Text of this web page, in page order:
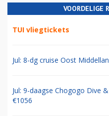
VOORDELIGE
TUI vliegtickets
Jul: 8-dg cruise Oost
Jul: 9-daagse Chogogo Dive
€1056